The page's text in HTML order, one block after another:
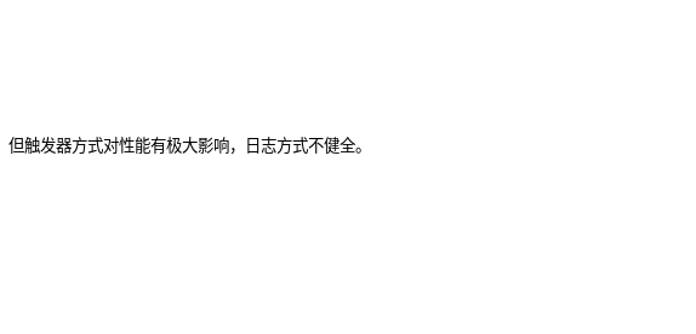
触发器方式对性能有极大影响，日志方式不健全。